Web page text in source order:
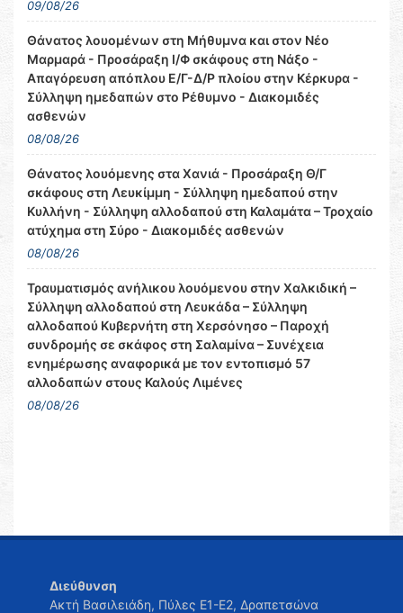
09/08/26
Θάνατος λουομένων στη Μήθυμνα και στον Νέο
Μαρμαρά - Προσάραξη Ι/Φ σκάφους στη Νάξο -
Απαγόρευση απόπλου Ε/Γ-Δ/Ρ πλοίου στην Κέρκυρα -
Σύλληψη ημεδαπών στο Ρέθυμνο - Διακομιδές
ασθενών
08/08/26
Θάνατος λουόμενης στα Χανιά - Προσάραξη Θ/Γ
σκάφους στη Λευκίμμη - Σύλληψη ημεδαπού στην
Κυλλήνη - Σύλληψη αλλοδαπού στη Καλαμάτα – Τροχαίο
ατύχημα στη Σύρο - Διακομιδές ασθενών
08/08/26
Τραυματισμός ανήλικου λουόμενου στην Χαλκιδική –
Σύλληψη αλλοδαπού στη Λευκάδα – Σύλληψη
αλλοδαπού Κυβερνήτη στη Χερσόνησο – Παροχή
συνδρομής σε σκάφος στη Σαλαμίνα – Συνέχεια
ενημέρωσης αναφορικά με τον εντοπισμό 57
αλλοδαπών στους Καλούς Λιμένες
08/08/26
Διεύθυνση
Ακτή Βασιλειάδη, Πύλες Ε1-Ε2, Δραπετσώνα